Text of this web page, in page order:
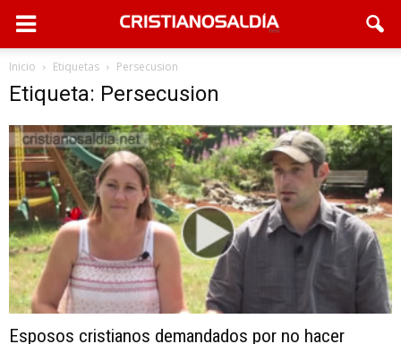
Inicio Etiquetas Persecusion
Etiqueta: Persecusion
Esposos cristianos demandados por no hacer